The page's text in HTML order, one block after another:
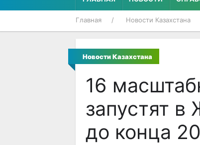
Главная Новости Казахстана
Новости Казахстана
16
запустят
до конца